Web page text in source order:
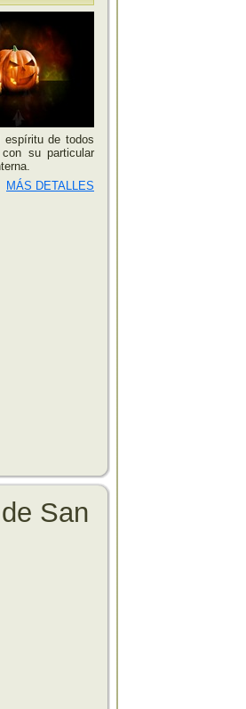
espíritu de todos
su particular
MÁS DETALLES
San